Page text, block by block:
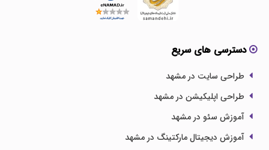
دسترسی های سریع
طراحی سایت در مشهد
طراحی اپلیکیشن در مشهد
آموزش سئو در مشهد
آموزش دیجیتال مارکتینگ در مشهد